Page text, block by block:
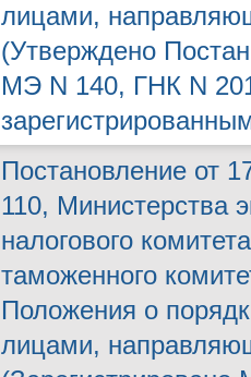
лицами,
(Утверждено
МЭ N 140, ГНК N
Постановление от
110, Министерства
налогового
таможенного
Положения о
лицами,